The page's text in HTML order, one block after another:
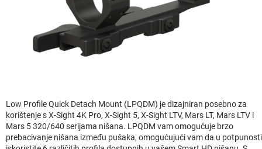
Low Profile Quick Detach Mount (LPQDM) je dizajniran posebno za
korištenje s X-Sight 4K Pro, X-Sight 5, X-Sight LTV, Mars LT, Mars LTV i
Mars 5 320/640 serijama nišana. LPQDM vam omogućuje brzo
prebacivanje nišana između pušaka, omogućujući vam da u potpunosti